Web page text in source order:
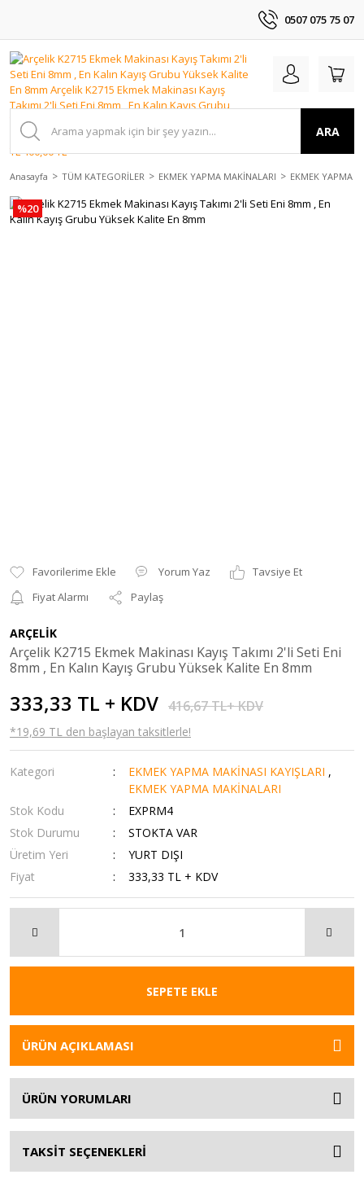
0507 075 75 07
ARA
Anasayfa TÜM KATEGORİLER EKMEK YAPMA MAKİNALARI EKMEK YAPMA
%20
Yorum Yaz
Tavsiye Et
Fiyat Alarmı
Paylaş
ARÇELİK
Arçelik K2715 Ekmek Makinası Kayış Takımı 2'li Seti Eni
8mm , En Kalın Kayış Grubu Yüksek Kalite En 8mm
333,33 TL + KDV 416,67 TL+ KDV
*19,69 TL den başlayan taksitlerle!
Kategori EKMEK YAPMA MAKİNASI KAYIŞLARI ,
EKMEK YAPMA MAKİNALARI
Stok Kodu
EXPRM4
Stok Durumu
STOKTA VAR
Üretim Yeri
YURT DIŞI
Fiyat
333,33 TL + KDV
SEPETE EKLE
ÜRÜN AÇIKLAMASI
ÜRÜN YORUMLARI
TAKSİT SEÇENEKLERİ